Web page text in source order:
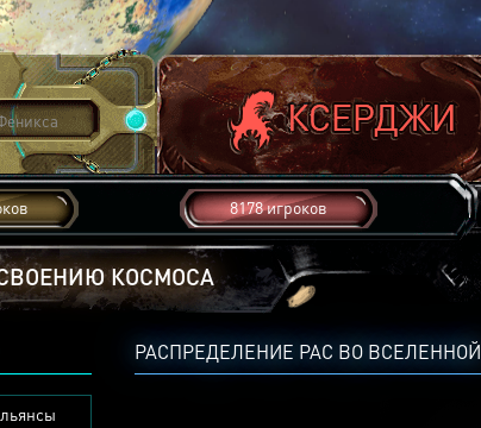
8178 игроков
КОСМОСА
РАСПРЕДЕЛЕНИЕ РАС ВО ВСЕЛЕННОЙ